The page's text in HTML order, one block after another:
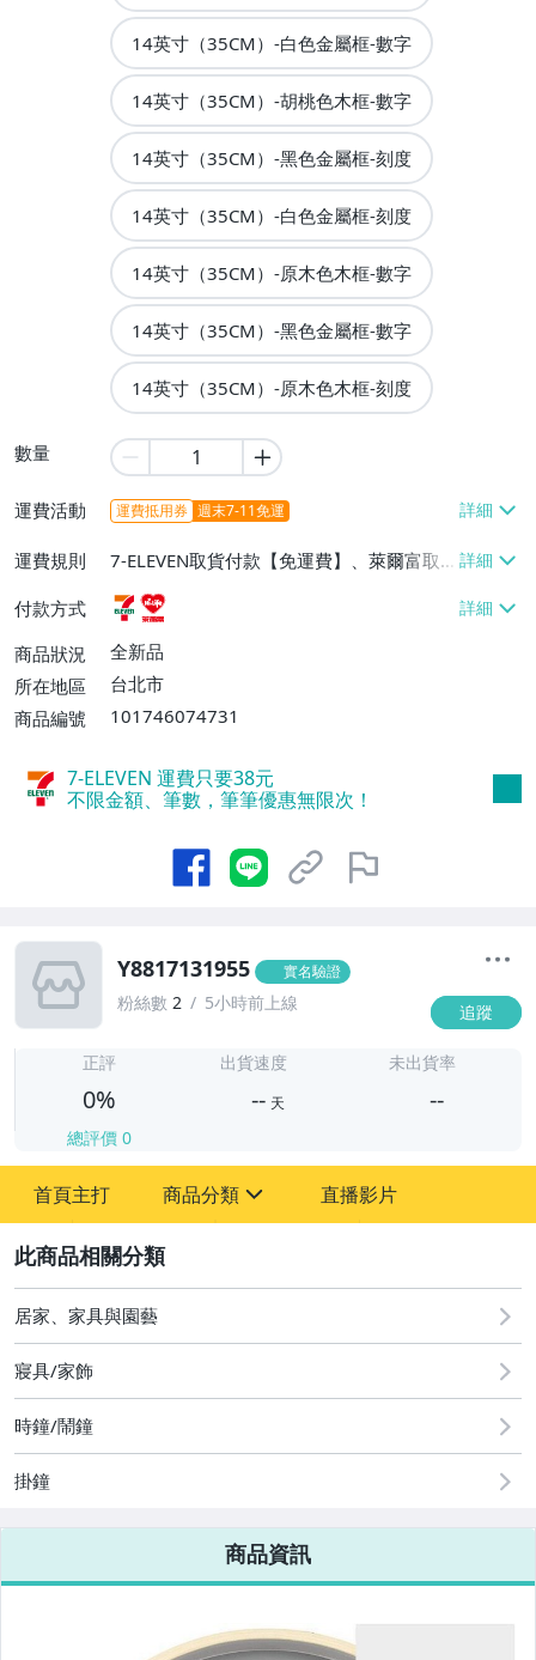
14英寸（35CM）-白色金屬框-數字
14英寸（35CM）-胡桃色木框-數字
14英寸（35CM）-黑色金屬框-刻度
14英寸（35CM）-白色金屬框-刻度
14英寸（35CM）-原木色木框-數字
14英寸（35CM）-黑色金屬框-數字
14英寸（35CM）-原木色木框-刻度
數量
運費活動 運費抵用券 週末7-11免運
運費規則
7-ELEVEN取貨付款【免運費】、萊爾富取
貨付款【免運費】
付款方式
商品狀況
全新品
所在地區
台北市
商品編號
101746074731
7-ELEVEN 運費只要38元
不限金額、筆數，筆筆優惠無限次！
Y8817131955 實名驗證
粉絲數 2 5小時前上線 追蹤
正評
0%
總評價 0
出貨速度
-- 天
未出貨率
--
首頁主打 商品分類
圖書/影音/文具
古董、藝術與礦石
手機、配件與通訊
美容保養與彩妝
電腦、平板與周邊
直播影片
居家、家具與園藝
寢具/家飾
時鐘/鬧鐘
掛鐘
商品資訊